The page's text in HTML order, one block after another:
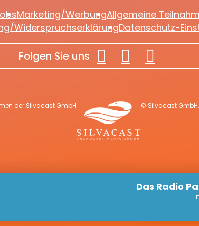
Marketing/WerbungAllgemeine
WiderspruchserklärungDatenschutz-
Folgen Sie uns
der Silvacast GmbH © Silvacast
Das Radio